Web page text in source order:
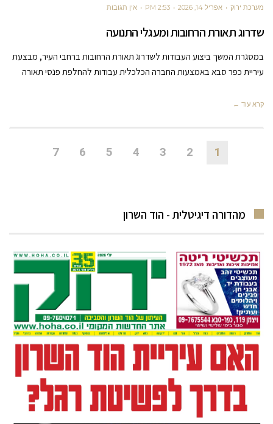
מערכת ירוק אפריל 14, 2026 2:53 PM אין תגובות
שדרוג תאורת הרחובות ומעגלי התנועה
במסגרת המשך ביצוע העבודות לשדרוג תאורת הרחובות ברחבי העיר, מבצעת
עיריית כפר סבא באמצעות החברה הכלכלית עבודות להחלפת פנסי תאורה
קרא עוד ←
1
2
3
4
5
6
7
מהדורה דיגיטלית - הוד השרון